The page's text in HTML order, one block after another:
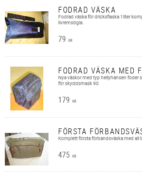
FODRAD VÄSKA
Fodrad väska för dricksflaska 1liter
livremsögla.
79 KR
FODRAD VÄSKA MED
Nya väskor med typ hellyhansen foder
för skyddsmask 90
179 KR
FÖRSTA
Komplett första förbandsväska med all
475 KR